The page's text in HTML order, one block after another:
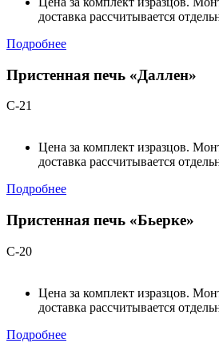
доставка рассчитывается
Подробнее
Пристенная печь «Даллен»
С-21
Цена за комплект изразцов.
доставка рассчитывается
Подробнее
Пристенная печь «Бьерке»
С-20
Цена за комплект изразцов.
доставка рассчитывается
Подробнее